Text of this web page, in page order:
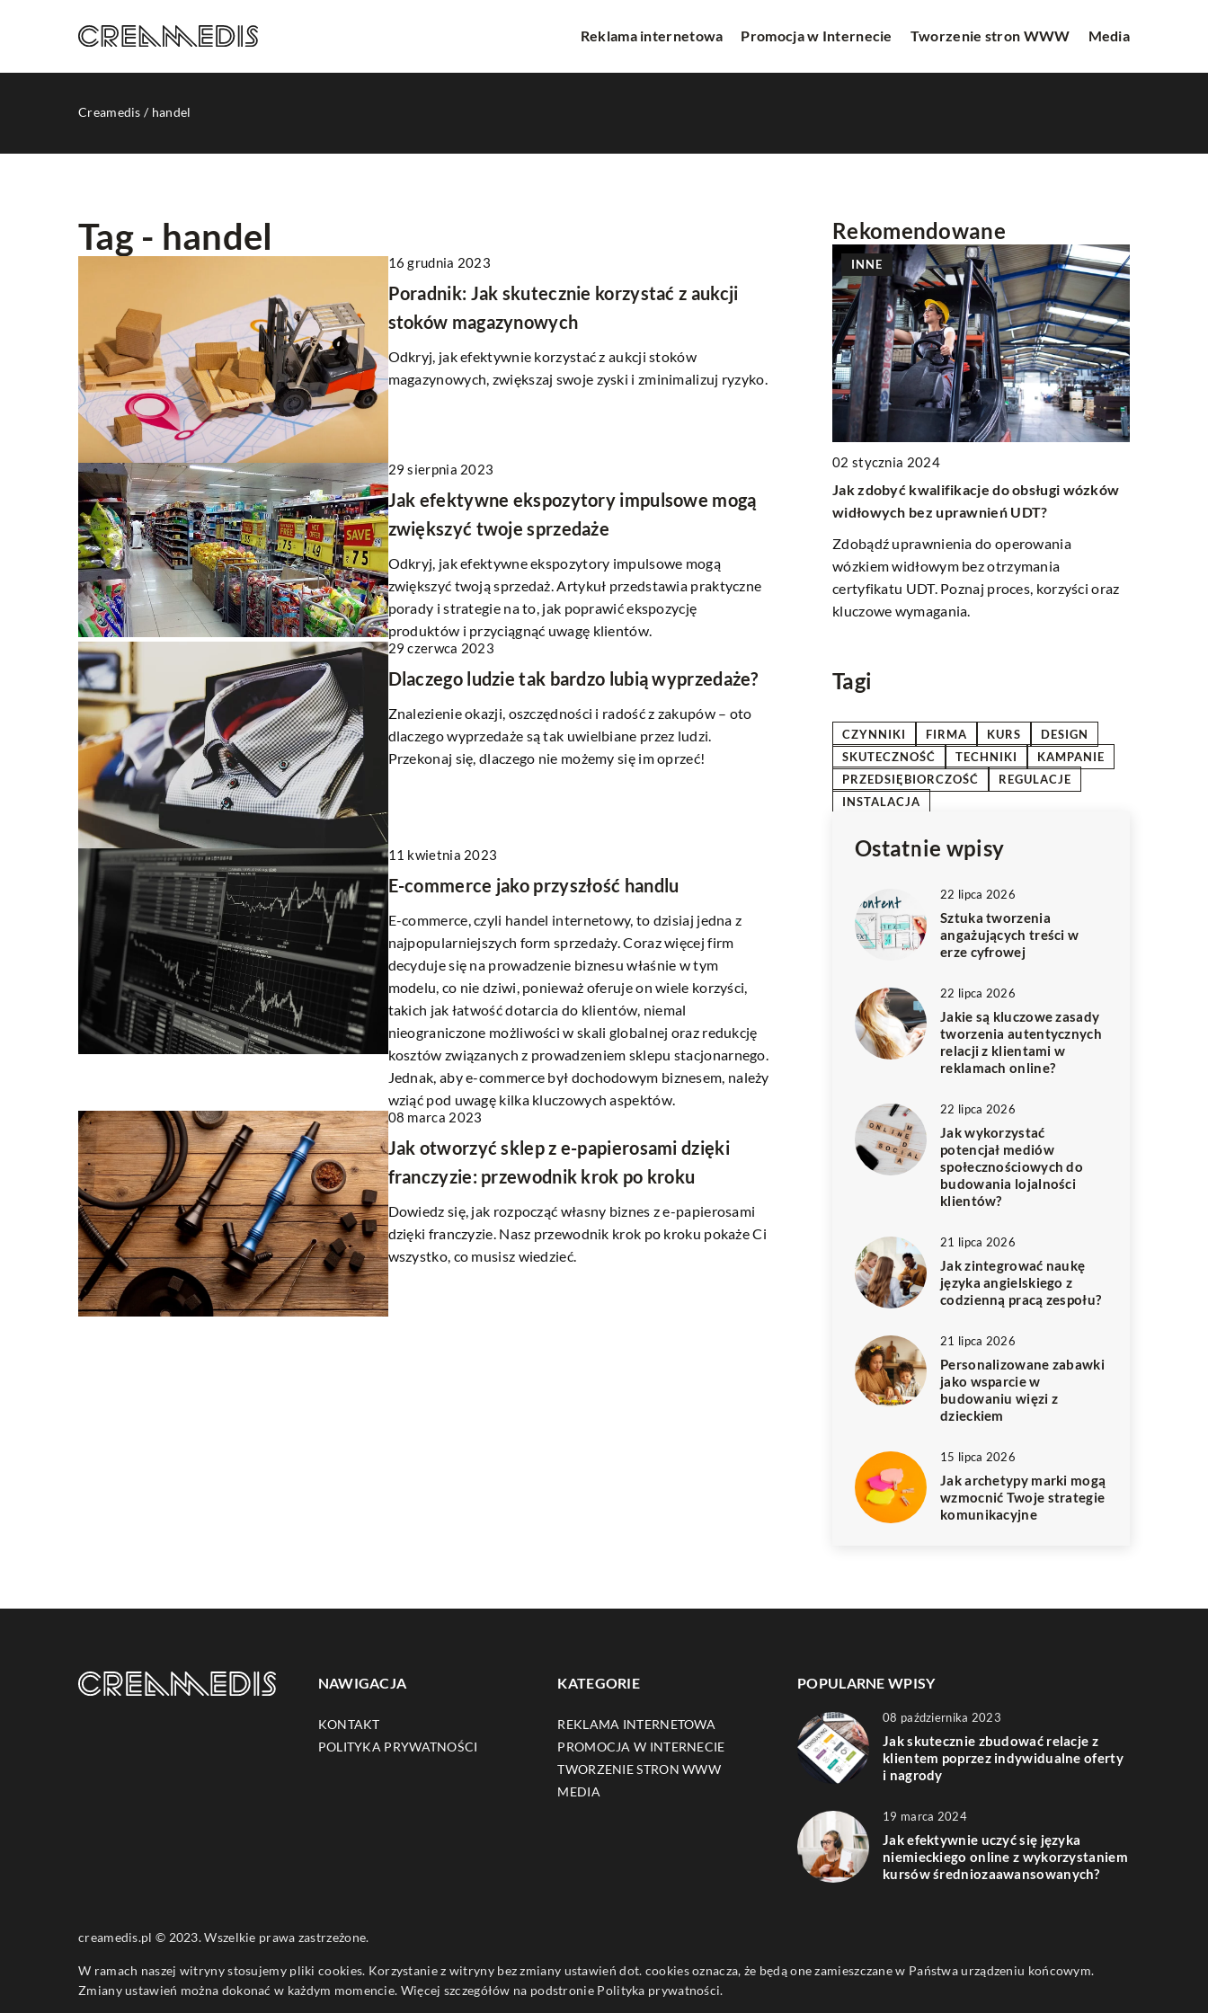
Reklama internetowa Promocja w Internecie Tworzenie stron WWW Media
Creamedis / handel
Tag - handel
16 grudnia 2023
Poradnik: Jak skutecznie korzystać z aukcji
stoków magazynowych
Odkryj, jak efektywnie korzystać z aukcji stoków
magazynowych, zwiększaj swoje zyski i zminimalizuj ryzyko.
29 sierpnia 2023
Jak efektywne ekspozytory impulsowe mogą
zwiększyć twoje sprzedaże
Odkryj, jak efektywne ekspozytory impulsowe mogą
zwiększyć twoją sprzedaż. Artykuł przedstawia praktyczne
porady i strategie na to, jak poprawić ekspozycję
produktów i przyciągnąć uwagę klientów.
29 czerwca 2023
Dlaczego ludzie tak bardzo lubią wyprzedaże?
Znalezienie okazji, oszczędności i radość z zakupów – oto
dlaczego wyprzedaże są tak uwielbiane przez ludzi.
Przekonaj się, dlaczego nie możemy się im oprzeć!
11 kwietnia 2023
E-commerce jako przyszłość handlu
E-commerce, czyli handel internetowy, to dzisiaj jedna z
najpopularniejszych form sprzedaży. Coraz więcej firm
decyduje się na prowadzenie biznesu właśnie w tym
modelu, co nie dziwi, ponieważ oferuje on wiele korzyści,
takich jak łatwość dotarcia do klientów, niemal
nieograniczone możliwości w skali globalnej oraz redukcję
kosztów związanych z prowadzeniem sklepu stacjonarnego.
Jednak, aby e-commerce był dochodowym biznesem, należy
wziąć pod uwagę kilka kluczowych aspektów.
08 marca 2023
Jak otworzyć sklep z e-papierosami dzięki
franczyzie: przewodnik krok po kroku
Dowiedz się, jak rozpocząć własny biznes z e-papierosami
dzięki franczyzie. Nasz przewodnik krok po kroku pokaże Ci
wszystko, co musisz wiedzieć.
Rekomendowane
21 listopada 2025
Jak skutecznie zoptymalizować procesy
sprzedażowe w firmie?
Odkryj strategie optymalizacji procesów
sprzedażowych w firmie, które pomogą Ci
zwiększyć efektywność i zyski. Poznaj
kluczowe metody i narzędzia wspierające
zespół sprzedaży w osiąganiu lepszych
wyników.
Jak wybrać idealną maszynę sprzątającą do
Twojej firmy?
Odkryj, jak wybrać maszynę sprzątającą, która
zapewni efektywność i oszczędność dla Twojej
firmy. Poznaj kluczowe czynniki, które wpłyną
na Twój wybór, a także jakie technologie są
obecnie najefektywniejsze.
INNE
02 stycznia 2024
Jak zdobyć kwalifikacje do obsługi wózków
widłowych bez uprawnień UDT?
Zdobądź uprawnienia do operowania
wózkiem widłowym bez otrzymania
certyfikatu UDT. Poznaj proces, korzyści oraz
kluczowe wymagania.
Tagi
CZYNNIKI FIRMA KURS
DESIGN
SKUTECZNOŚĆ
TECHNIKI
KAMPANIE
PRZEDSIĘBIORCZOŚĆ
REGULACJE
INSTALACJA
Ostatnie wpisy
22 lipca 2026
Sztuka tworzenia
angażujących treści w
erze cyfrowej
22 lipca 2026
Jakie są kluczowe zasady
tworzenia autentycznych
relacji z klientami w
reklamach online?
22 lipca 2026
Jak wykorzystać
potencjał mediów
społecznościowych do
budowania lojalności
klientów?
21 lipca 2026
Jak zintegrować naukę
języka angielskiego z
codzienną pracą zespołu?
21 lipca 2026
Personalizowane zabawki
jako wsparcie w
budowaniu więzi z
dzieckiem
15 lipca 2026
Jak archetypy marki mogą
wzmocnić Twoje strategie
komunikacyjne
NAWIGACJA
KONTAKT
POLITYKA PRYWATNOŚCI
KATEGORIE
REKLAMA INTERNETOWA
PROMOCJA W INTERNECIE
TWORZENIE STRON WWW
MEDIA
POPULARNE WPISY
08 października 2023
Jak skutecznie zbudować relacje z
klientem poprzez indywidualne oferty
i nagrody
19 marca 2024
Jak efektywnie uczyć się języka
niemieckiego online z wykorzystaniem
kursów średniozaawansowanych?
creamedis.pl © 2023. Wszelkie prawa zastrzeżone.
W ramach naszej witryny stosujemy pliki cookies. Korzystanie z witryny bez zmiany ustawień dot. cookies oznacza, że będą one zamieszczane w Państwa urządzeniu końcowym.
Zmiany ustawień można dokonać w każdym momencie. Więcej szczegółów na podstronie Polityka prywatności.